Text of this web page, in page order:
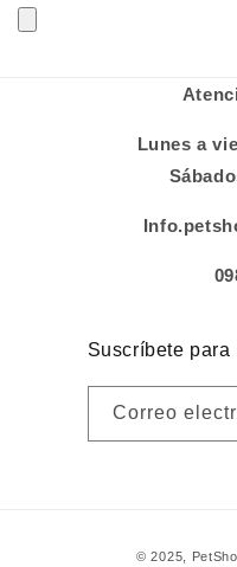
Lunes a
Suscríbete
Correo
© 2025,